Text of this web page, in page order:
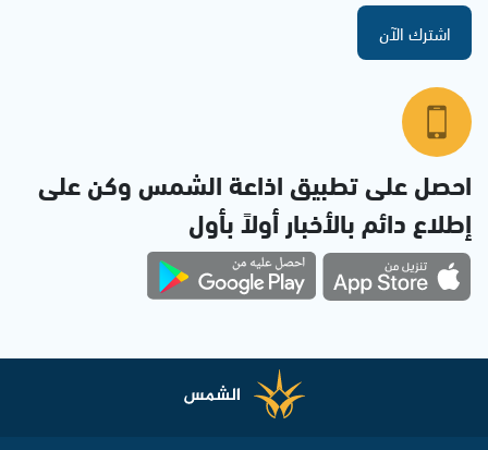
اشترك الآن
احصل على تطبيق اذاعة الشمس وكن على
إطلاع دائم بالأخبار أولاً بأول